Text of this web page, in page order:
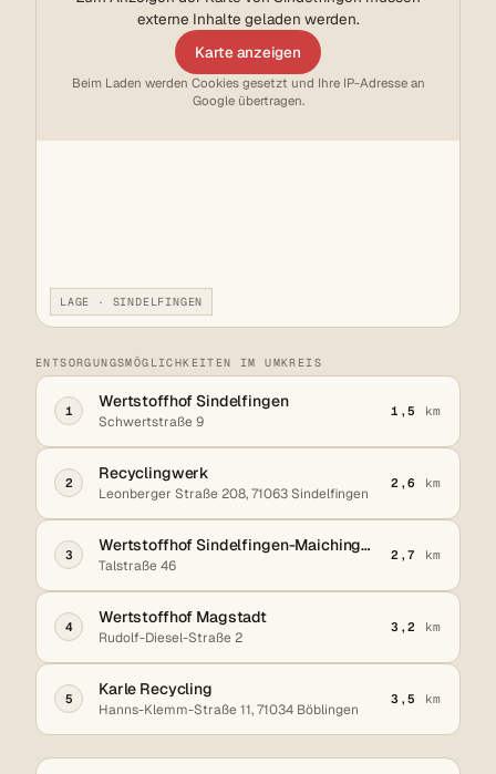
externe Inhalte geladen werden.
Karte anzeigen
Beim Laden werden Cookies gesetzt und Ihre IP-Adresse an
Google übertragen.
LAGE · SINDELFINGEN
ENTSORGUNGSMÖGLICHKEITEN IM UMKREIS
1
Wertstoffhof Sindelfingen
Schwertstraße 9
1,5 km
2
Recyclingwerk
Leonberger Straße 208, 71063 Sindelfingen
2,6 km
3
Wertstoffhof Sindelfingen-Maichingen
Talstraße 46
2,7 km
4
Wertstoffhof Magstadt
Rudolf-Diesel-Straße 2
3,2 km
5
Karle Recycling
Hanns-Klemm-Straße 11, 71034 Böblingen
3,5 km